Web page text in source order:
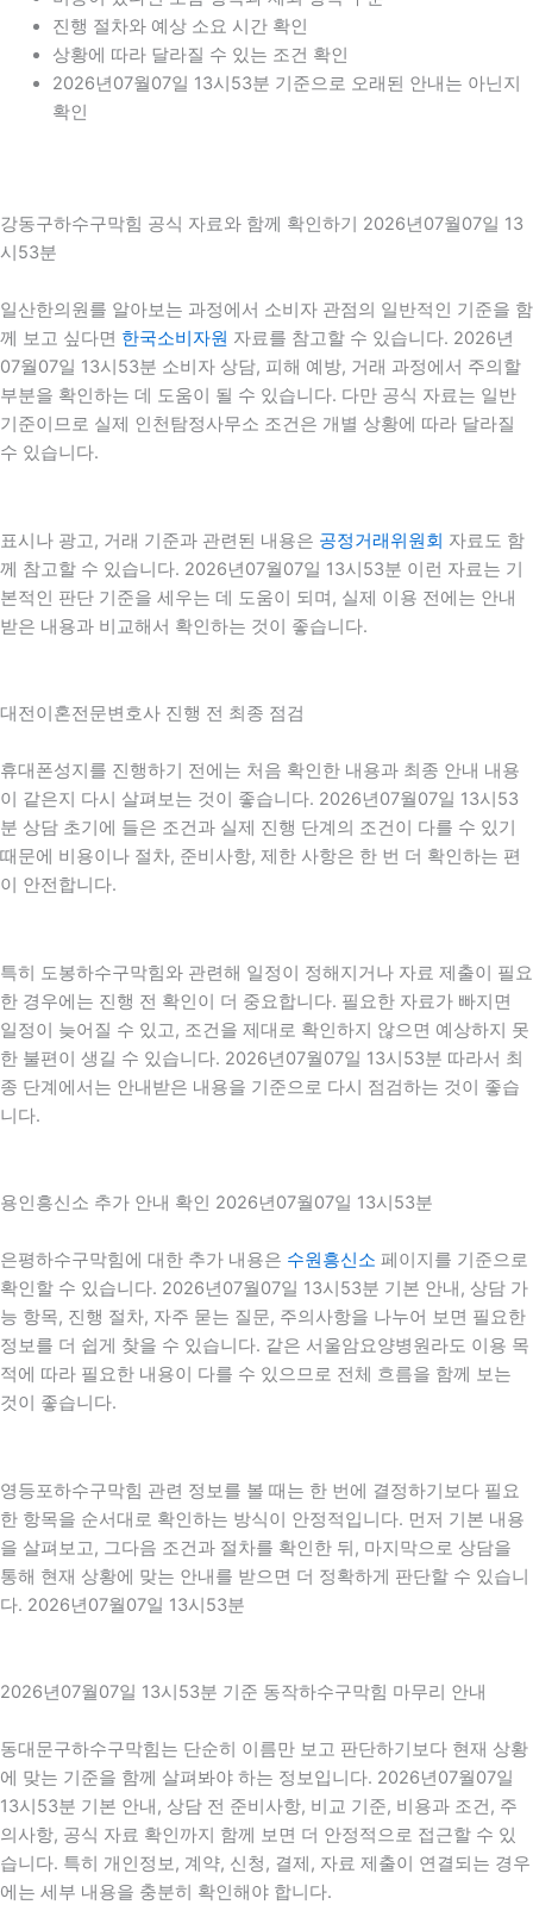
진행 절차와 예상 소요 시간 확인
상황에 따라 달라질 수 있는 조건 확인
2026년07월07일 13시53분 기준으로 오래된 안내는 아닌지
확인
강동구하수구막힘 공식 자료와 함께 확인하기 2026년07월07일 13
시53분
일산한의원를 알아보는 과정에서 소비자 관점의 일반적인 기준을 함
께 보고 싶다면 한국소비자원 자료를 참고할 수 있습니다. 2026년
07월07일 13시53분 소비자 상담, 피해 예방, 거래 과정에서 주의할
부분을 확인하는 데 도움이 될 수 있습니다. 다만 공식 자료는 일반
기준이므로 실제 인천탐정사무소 조건은 개별 상황에 따라 달라질
수 있습니다.
표시나 광고, 거래 기준과 관련된 내용은 공정거래위원회 자료도 함
께 참고할 수 있습니다. 2026년07월07일 13시53분 이런 자료는 기
본적인 판단 기준을 세우는 데 도움이 되며, 실제 이용 전에는 안내
받은 내용과 비교해서 확인하는 것이 좋습니다.
대전이혼전문변호사 진행 전 최종 점검
휴대폰성지를 진행하기 전에는 처음 확인한 내용과 최종 안내 내용
이 같은지 다시 살펴보는 것이 좋습니다. 2026년07월07일 13시53
분 상담 초기에 들은 조건과 실제 진행 단계의 조건이 다를 수 있기
때문에 비용이나 절차, 준비사항, 제한 사항은 한 번 더 확인하는 편
이 안전합니다.
특히 도봉하수구막힘와 관련해 일정이 정해지거나 자료 제출이 필요
한 경우에는 진행 전 확인이 더 중요합니다. 필요한 자료가 빠지면
일정이 늦어질 수 있고, 조건을 제대로 확인하지 않으면 예상하지 못
한 불편이 생길 수 있습니다. 2026년07월07일 13시53분 따라서 최
종 단계에서는 안내받은 내용을 기준으로 다시 점검하는 것이 좋습
니다.
용인흥신소 추가 안내 확인 2026년07월07일 13시53분
은평하수구막힘에 대한 추가 내용은 수원흥신소 페이지를 기준으로
확인할 수 있습니다. 2026년07월07일 13시53분 기본 안내, 상담 가
능 항목, 진행 절차, 자주 묻는 질문, 주의사항을 나누어 보면 필요한
정보를 더 쉽게 찾을 수 있습니다. 같은 서울암요양병원라도 이용 목
적에 따라 필요한 내용이 다를 수 있으므로 전체 흐름을 함께 보는
것이 좋습니다.
영등포하수구막힘 관련 정보를 볼 때는 한 번에 결정하기보다 필요
한 항목을 순서대로 확인하는 방식이 안정적입니다. 먼저 기본 내용
을 살펴보고, 그다음 조건과 절차를 확인한 뒤, 마지막으로 상담을
통해 현재 상황에 맞는 안내를 받으면 더 정확하게 판단할 수 있습니
다. 2026년07월07일 13시53분
2026년07월07일 13시53분 기준 동작하수구막힘 마무리 안내
동대문구하수구막힘는 단순히 이름만 보고 판단하기보다 현재 상황
에 맞는 기준을 함께 살펴봐야 하는 정보입니다. 2026년07월07일
13시53분 기본 안내, 상담 전 준비사항, 비교 기준, 비용과 조건, 주
의사항, 공식 자료 확인까지 함께 보면 더 안정적으로 접근할 수 있
습니다. 특히 개인정보, 계약, 신청, 결제, 자료 제출이 연결되는 경우
에는 세부 내용을 충분히 확인해야 합니다.